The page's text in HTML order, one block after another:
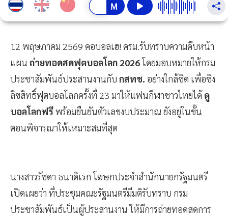
12 พฤษภาคม 2569 คอบอลเฮ! ครม.รับทราบความคืบหน้า
แผน ถ่ายทอดสดฟุตบอลโลก 2026โดยมอบหมายให้กรม
ประชาสัมพันธ์ประสานงานกับ กสทช. อย่างใกล้ชิด เพื่อชิง
ลิขสิทธิ์ฟุตบอลโลกครั้งที่ 23 มาให้แฟนกีฬาชาวไทยได้ ดู
บอลโลกฟรีพร้อมยืนยันตัวเลขงบประมาณ ยังอยู่ในขั้น
ตอนพิจารณาให้เหมาะสมที่สุด
นางสาวรัชดา ธนาดิเรก โฆษกประจำสำนักนายกรัฐมนตรี
เปิดเผยว่า ที่ประชุมคณะรัฐมนตรีมีมติรับทราบ กรม
ประชาสัมพันธ์เป็นผู้ประสานงาน ให้มีการถ่ายทอดสดการ